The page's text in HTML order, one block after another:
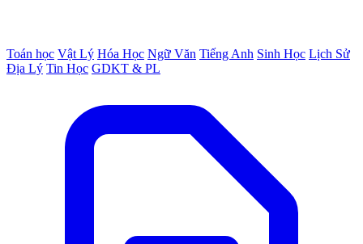
Toán học Vật Lý Hóa Học Ngữ Văn Tiếng Anh Sinh Học Lịch Sử
Địa Lý Tin Học GDKT & PL